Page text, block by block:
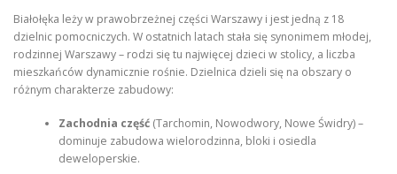
Białołęka leży w prawobrzeżnej części Warszawy i jest jedną z 18
dzielnic pomocniczych. W ostatnich latach stała się synonimem młodej,
rodzinnej Warszawy – rodzi się tu najwięcej dzieci w stolicy, a liczba
mieszkańców dynamicznie rośnie. Dzielnica dzieli się na obszary o
różnym charakterze zabudowy:
Zachodnia część(Tarchomin, Nowodwory, Nowe Świdry) –
dominuje zabudowa wielorodzinna, bloki i osiedla
deweloperskie.